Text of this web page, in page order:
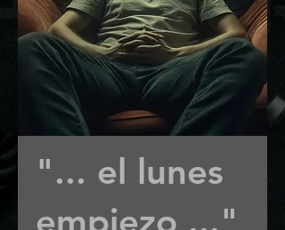
"... el lunes
empiezo ..."